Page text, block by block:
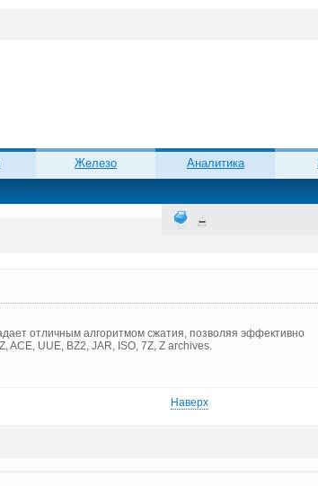
Железо Аналитика
отличным алгоритмом сжатия, позволяя эффективно
ACE, UUE, BZ2, JAR, ISO, 7Z, Z archives.
Наверх